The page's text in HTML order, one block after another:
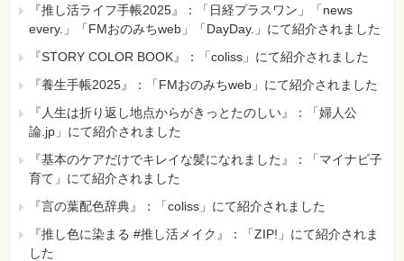
『推し活ライフ手帳2025』：「日経プラスワン」「news
every.」「FMおのみちweb」「DayDay.」にて紹介されました
『STORY COLOR BOOK』：「coliss」にて紹介されました
『養生手帳2025』：「FMおのみちweb」にて紹介されました
『人生は折り返し地点からがきっとたのしい』：「婦人公
論.jp」にて紹介されました
『基本のケアだけでキレイな髪になれました』：「マイナビ子
育て」にて紹介されました
『言の葉配色辞典』：「coliss」にて紹介されました
『推し色に染まる #推し活メイク』：「ZIP!」にて紹介されま
した